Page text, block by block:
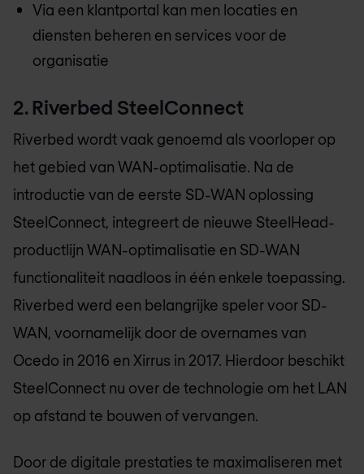
Via een klantportal kan men locaties en
diensten beheren en services voor de
organisatie
2. Riverbed SteelConnect
Riverbed wordt vaak genoemd als voorloper op
het gebied van WAN-optimalisatie. Na de
introductie van de eerste SD-WAN oplossing
SteelConnect, integreert de nieuwe SteelHead-
productlijn WAN-optimalisatie en SD-WAN
functionaliteit naadloos in één enkele toepassing.
Riverbed werd een belangrijke speler voor SD-
WAN, voornamelijk door de overnames van
Ocedo in 2016 en Xirrus in 2017. Hierdoor beschikt
SteelConnect nu over de technologie om het LAN
op afstand te bouwen of vervangen.
Door de digitale prestaties te maximaliseren met